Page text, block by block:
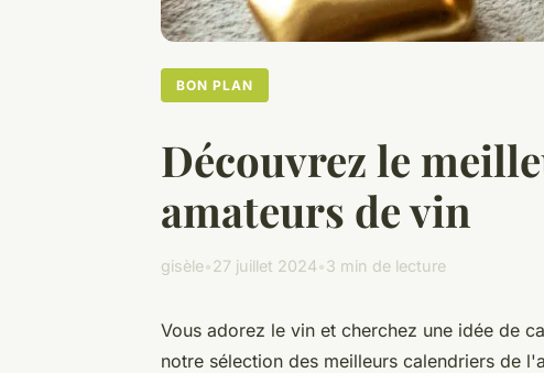
BON PLAN
Découvrez le
amateurs de vin
gisèle•27 juillet 2024•3 min de lecture
Vous adorez le vin et cherchez une idée de
notre sélection des meilleurs calendriers de